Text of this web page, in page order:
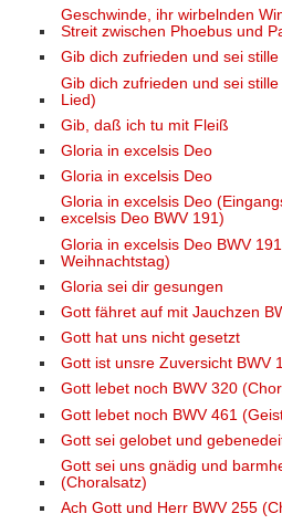
Geschwinde, ihr wirbelnden
Streit zwischen Phoebus und
Gib dich zufrieden und sei
Gib dich zufrieden und sei
Lied)
Gib, daß ich tu mit Fleiß
Gloria in excelsis Deo
Gloria in excelsis Deo
Gloria in excelsis Deo
excelsis Deo BWV 191)
Gloria in excelsis Deo BWV
Weihnachtstag)
Gloria sei dir gesungen
Gott fähret auf mit Jauchzen
Gott hat uns nicht gesetzt
Gott ist unsre Zuversicht BWV
Gott lebet noch BWV 320
Gott lebet noch BWV 461
Gott sei gelobet und
Gott sei uns gnädig und
(Choralsatz)
Ach Gott und Herr BWV 255